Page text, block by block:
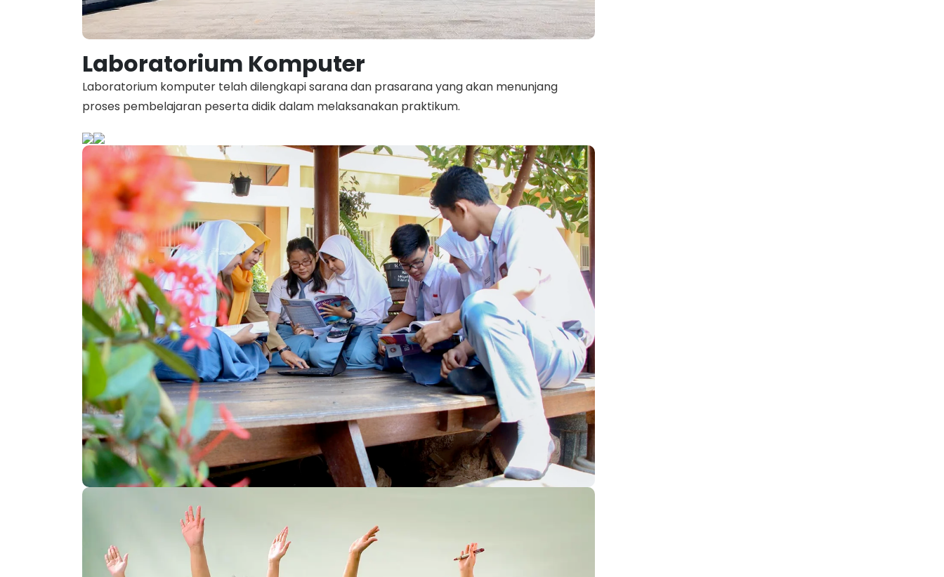
Laboratorium Komputer
Laboratorium komputer telah dilengkapi sarana dan prasarana yang akan menunjang
proses pembelajaran peserta didik dalam melaksanakan praktikum.